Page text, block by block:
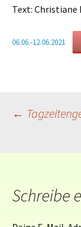
Text: Christiane
06.06.-12.06.2021
←
Schreibe